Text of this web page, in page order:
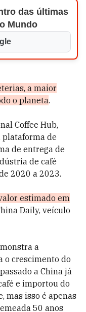
das últimas
Mundo
a maior
o planeta.
Coffee Hub,
plataforma de
de entrega de
de café
2020 a 2023.
estimado em
Daily, veículo
a
o crescimento do
a China já
e importou do
mas isso é apenas
50 anos